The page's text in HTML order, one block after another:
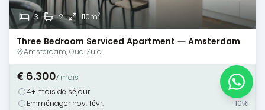
3 2 110m2
Three Bedroom Serviced Apartment — Amsterdam
— Canal View
Amsterdam, Oud-Zuid
€ 6.300/ mois
4+ mois de séjour
-10%
Emménager nov.-févr.
-10%